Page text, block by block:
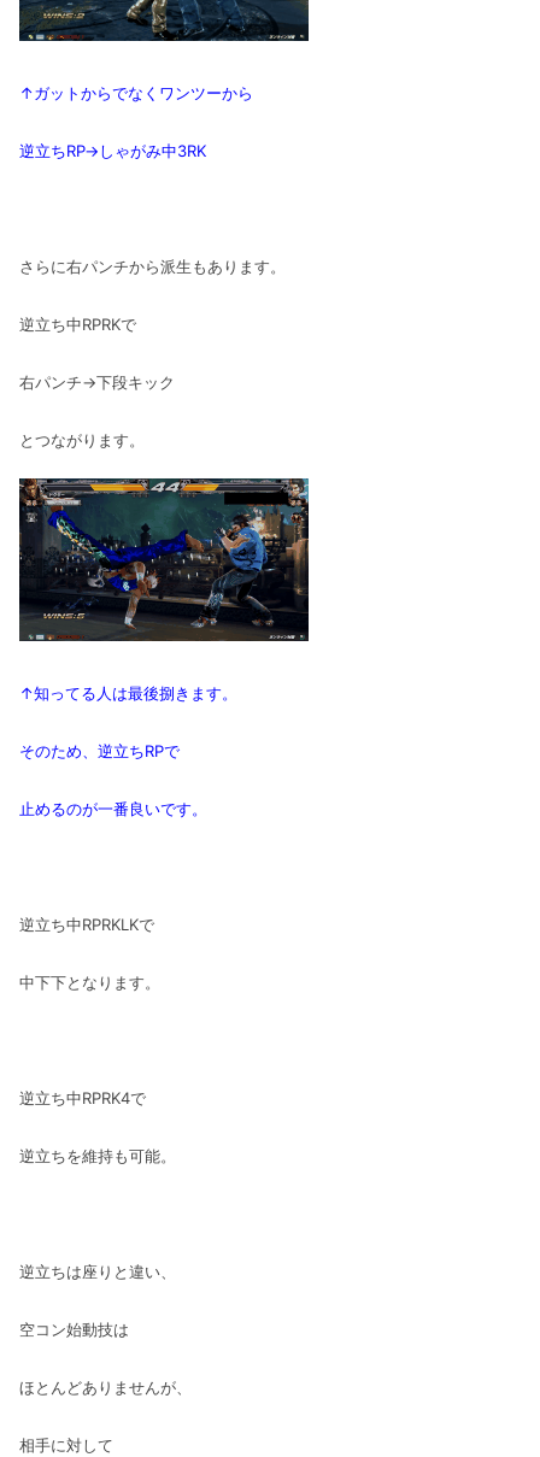
↑ガットからでなくワンツーから
逆立ちRP→しゃがみ中3RK
さらに右パンチから派生もあります。
逆立ち中RPRKで
右パンチ→下段キック
とつながります。
↑知ってる人は最後捌きます。
そのため、逆立ちRPで
止めるのが一番良いです。
逆立ち中RPRKLKで
中下下となります。
逆立ち中RPRK4で
逆立ちを維持も可能。
逆立ちは座りと違い、
空コン始動技は
ほとんどありませんが、
相手に対して